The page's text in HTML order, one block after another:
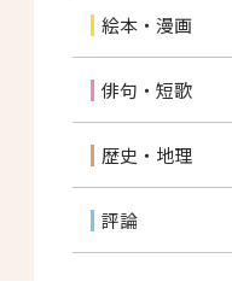
絵本・漫画
俳句・短歌
歴史・地理
評論